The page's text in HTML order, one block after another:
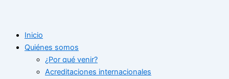
Inicio
Quiénes somos
¿Por qué venir?
Acreditaciones internacionales